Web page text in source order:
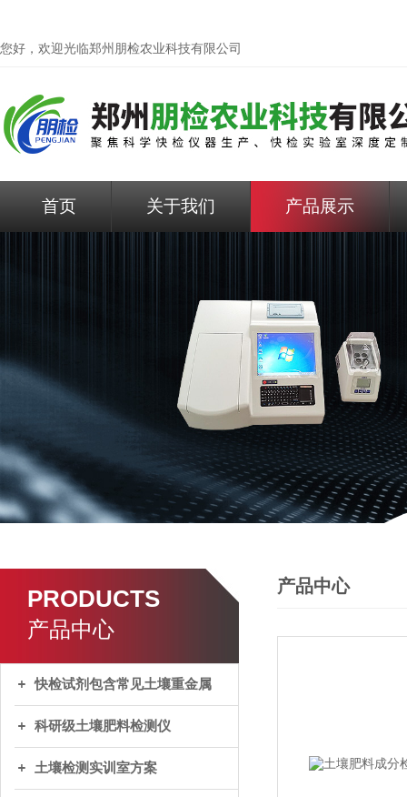
您好，欢迎光临郑州朋检农业科技有限公司
首页 关于我们 产品展示
PRODUCTS
产品中心
快检试剂包含常见土壤重金属
科研级土壤肥料检测仪
土壤检测实训室方案
产品中心